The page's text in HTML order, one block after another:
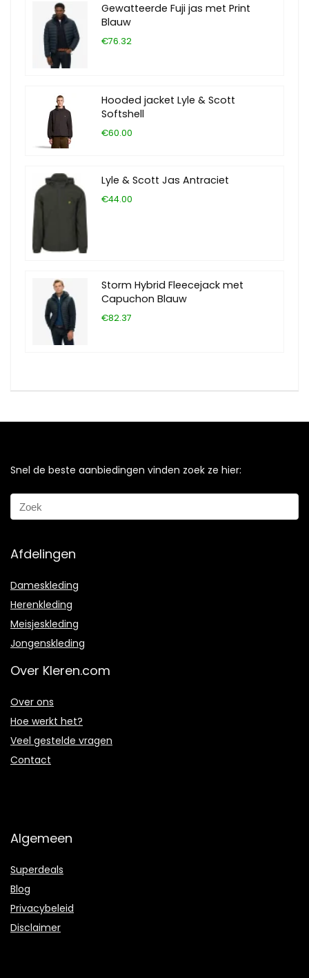
Gewatteerde Fuji jas met Print
Blauw
€76.32
Hooded jacket Lyle & Scott
Softshell
€60.00
Lyle & Scott Jas Antraciet
€44.00
Storm Hybrid Fleecejack met
Capuchon Blauw
€82.37
Snel de beste aanbiedingen vinden zoek ze hier:
Afdelingen
Dameskleding
Herenkleding
Meisjeskleding
Jongenskleding
Over Kleren.com
Over ons
Hoe werkt het?
Veel gestelde vragen
Contact
Algemeen
Superdeals
Blog
Privacybeleid
Disclaimer